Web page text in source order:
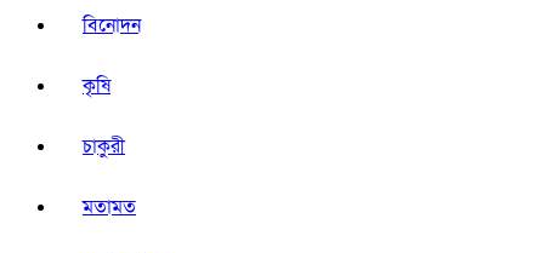
বিনোদন
কৃষি
চাকুরী
মতামত